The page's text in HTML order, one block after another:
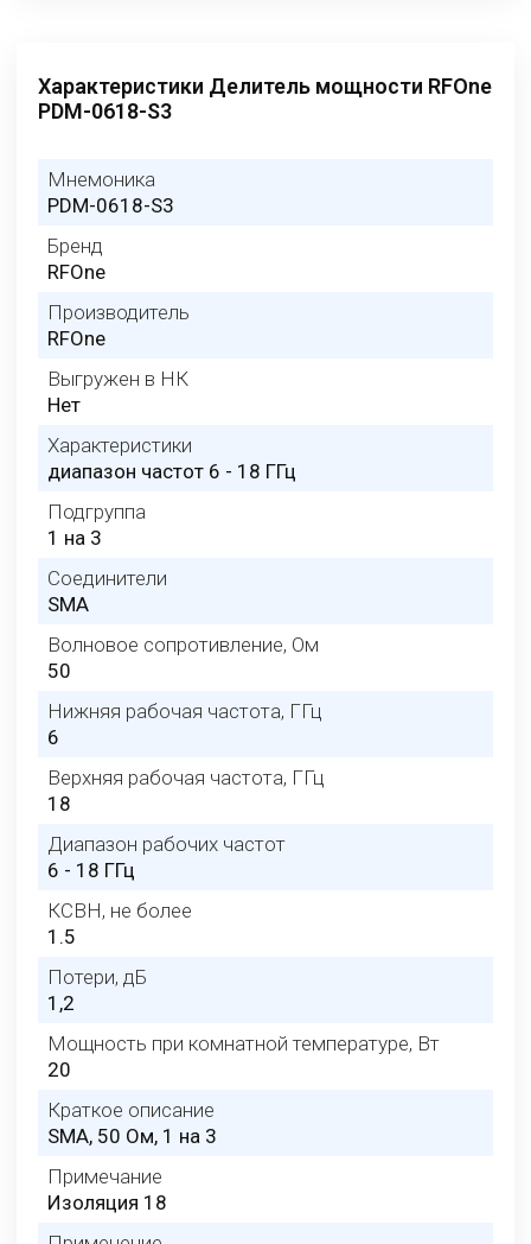
Характеристики Делитель мощности RFOne
PDM-0618-S3
Мнемоника
PDM-0618-S3
Бренд
RFOne
Производитель
RFOne
Выгружен в НК
Нет
Характеристики
диапазон частот 6 - 18 ГГц
Подгруппа
1 на 3
Соединители
SMA
Волновое сопротивление, Ом
50
Нижняя рабочая частота, ГГц
6
Верхняя рабочая частота, ГГц
18
Диапазон рабочих частот
6 - 18 ГГц
КСВН, не более
1.5
Потери, дБ
1,2
Мощность при комнатной температуре, Вт
20
Краткое описание
SMA, 50 Ом, 1 на 3
Примечание
Изоляция 18